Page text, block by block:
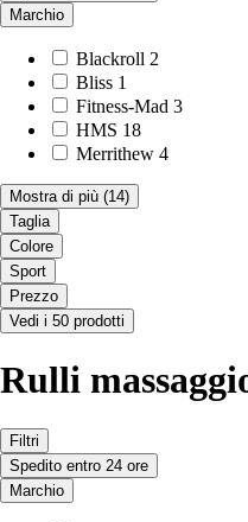
Marchio
Blackroll 2
Bliss 1
Fitness-Mad 3
HMS 18
Merrithew 4
Mostra di più (14)
Taglia
Colore
Sport
Prezzo
Vedi i 50 prodotti
Rulli
Filtri
Spedito entro 24 ore
Marchio